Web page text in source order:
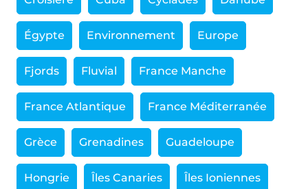
Égypte Environnement Europe
Fjords Fluvial France Manche
France Atlantique France Méditerranée
Grèce Grenadines Guadeloupe
Hongrie Îles Canaries Îles Ioniennes